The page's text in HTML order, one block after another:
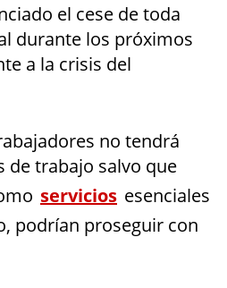
el cese de toda
durante los próximos
a la crisis del
no tendrá
de trabajo salvo que
servicios esenciales
podrían proseguir con